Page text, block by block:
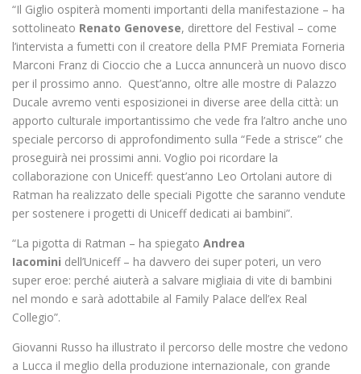
“Il Giglio ospiterà momenti importanti della manifestazione – ha
sottolineato Renato Genovese, direttore del Festival – come
l’intervista a fumetti con il creatore della PMF Premiata Forneria
Marconi Franz di Cioccio che a Lucca annuncerà un nuovo disco
per il prossimo anno. Quest’anno, oltre alle mostre di Palazzo
Ducale avremo venti esposizionei in diverse aree della città: un
apporto culturale importantissimo che vede fra l’altro anche uno
speciale percorso di approfondimento sulla “Fede a strisce” che
proseguirà nei prossimi anni. Voglio poi ricordare la
collaborazione con Uniceff: quest’anno Leo Ortolani autore di
Ratman ha realizzato delle speciali Pigotte che saranno vendute
per sostenere i progetti di Uniceff dedicati ai bambini”.
“La pigotta di Ratman – ha spiegato Andrea
Iacomini dell’Uniceff – ha davvero dei super poteri, un vero
super eroe: perché aiuterà a salvare migliaia di vite di bambini
nel mondo e sarà adottabile al Family Palace dell’ex Real
Collegio”.
Giovanni Russo ha illustrato il percorso delle mostre che vedono
a Lucca il meglio della produzione internazionale, con grande